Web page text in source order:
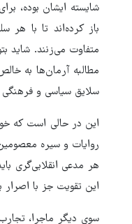
شایسته ایشان بوده،
باز کرده‌اند تا با
متفاوت می‌زنند. شاید
مطالبه ‌آرمان‌ها به
سلایق سیاسی و
این در حالی است که
روایات و سیره
هر مدعی انقلابی‌گری
این تقویت جز با اصرار